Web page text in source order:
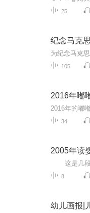
25
纪念马克
105
2016年嘟
34
2005年读
8
幼儿画报|